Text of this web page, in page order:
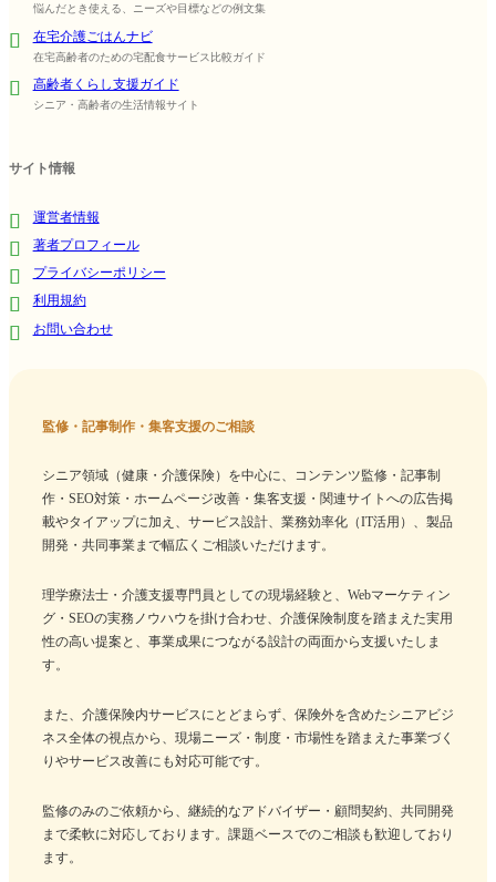
悩んだとき使える、ニーズや目標などの例文集
在宅介護ごはんナビ
在宅高齢者のための宅配食サービス比較ガイド
高齢者くらし支援ガイド
シニア・高齢者の生活情報サイト
サイト情報
運営者情報
著者プロフィール
プライバシーポリシー
利用規約
お問い合わせ
監修・記事制作・集客支援のご相談
シニア領域（健康・介護保険）を中心に、コンテンツ監修・記事制
作・SEO対策・ホームページ改善・集客支援・関連サイトへの広告掲
載やタイアップに加え、サービス設計、業務効率化（IT活用）、製品
開発・共同事業まで幅広くご相談いただけます。
理学療法士・介護支援専門員としての現場経験と、Webマーケティン
グ・SEOの実務ノウハウを掛け合わせ、介護保険制度を踏まえた実用
性の高い提案と、事業成果につながる設計の両面から支援いたしま
す。
また、介護保険内サービスにとどまらず、保険外を含めたシニアビジ
ネス全体の視点から、現場ニーズ・制度・市場性を踏まえた事業づく
りやサービス改善にも対応可能です。
監修のみのご依頼から、継続的なアドバイザー・顧問契約、共同開発
まで柔軟に対応しております。課題ベースでのご相談も歓迎しており
ます。